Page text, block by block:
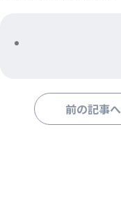
前の記事へ